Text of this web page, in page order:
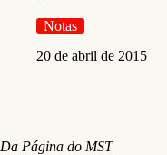
Notas
20 de abril de 2015
Da Página do MST